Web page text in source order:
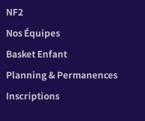
NF2
Nos Équipes
Basket Enfant
Planning & Permanences
Inscriptions